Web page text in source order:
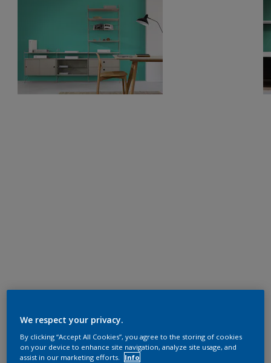
We respect your privacy.
By clicking “Accept All Cookies”, you agree to the storing of cookies
on your device to enhance site navigation, analyze site usage, and
assist in our marketing efforts.
Info